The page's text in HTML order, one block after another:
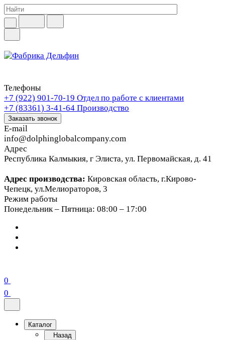
Телефоны
+7 (922) 901-70-19 Отдел по работе с клиентами
+7 (83361) 3-41-64 Производство
Заказать звонок
E-mail
info@dolphinglobalcompany.com
Адрес
Республика Калмыкия, г Элиста, ул. Первомайская, д. 41
Адрес производства: Кировская область, г.Кирово-
Чепецк, ул.Мелиораторов, 3
Режим работы
Понедельник – Пятница: 08:00 – 17:00
0
0
Каталог
Назад